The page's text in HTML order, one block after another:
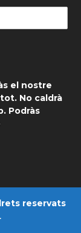
el nostre
No caldrà
Podràs
reservats